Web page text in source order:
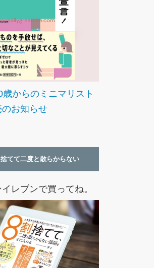
からのミニマリスト
お知らせ
てて二度と散らからない
レブンで買ってね。